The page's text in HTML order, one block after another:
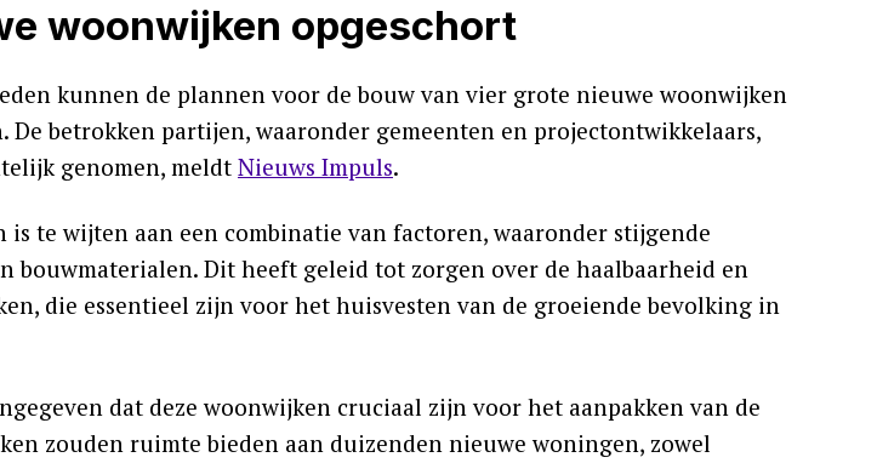
woonwijken opgeschort
kunnen de plannen voor de bouw van vier grote nieuwe woonwijken
betrokken partijen, waaronder gemeenten en projectontwikkelaars,
genomen, meldtNieuws Impuls.
te wijten aan een combinatie van factoren, waaronder stijgende
bouwmaterialen. Dit heeft geleid tot zorgen over de haalbaarheid en
die essentieel zijn voor het huisvesten van de groeiende bevolking in
dat deze woonwijken cruciaal zijn voor het aanpakken van de
zouden ruimte bieden aan duizenden nieuwe woningen, zowel